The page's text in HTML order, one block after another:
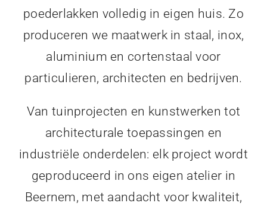
poederlakken volledig in eigen huis. Zo
produceren we maatwerk in staal, inox,
aluminium en cortenstaal voor
particulieren, architecten en bedrijven.
Van tuinprojecten en kunstwerken tot
architecturale toepassingen en
industriële onderdelen: elk project wordt
geproduceerd in ons eigen atelier in
Beernem, met aandacht voor kwaliteit,